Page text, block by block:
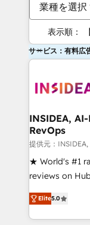
業種を選択
表示順：
サービス：有料広
INSIDEA,
RevOps
提供元：
★ World's #1
reviews on
Certified
1,500+
First,
Elite5.0